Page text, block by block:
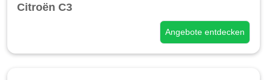
Citroën C3
Angebote entdecken